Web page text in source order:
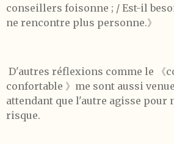
conseillers foisonne ; / Est-il
ne rencontre plus personne.》
D'autres réflexions comme le 《
confortable 》me sont aussi
attendant que l'autre agisse pour
risque.